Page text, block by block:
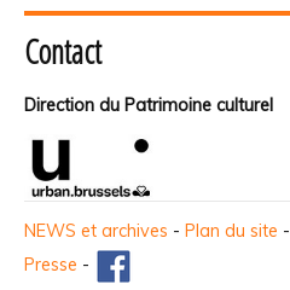
Contact
Direction du Patrimoine culturel
NEWS et archives - Plan du site -
Presse -